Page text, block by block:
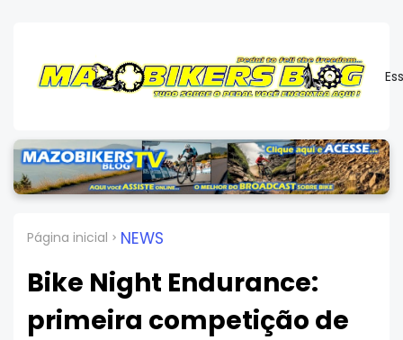
Página inicial NEWS
Bike Night Endurance:
primeira competição de